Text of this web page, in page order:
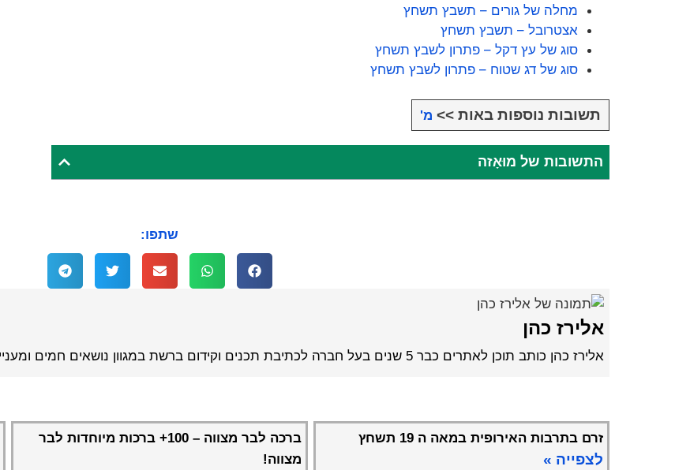
מחלה של גורים – תשבץ תשחץ
אצטרובל – תשבץ תשחץ
סוג של עץ דקל – פתרון לשבץ תשחץ
סוג של דג שטוח – פתרון לשבץ תשחץ
תשובות נוספות באות >> מ'
התשובות של מוּאָזה
שתפו:
אלירז כהן
אלירז כהן כותב תוכן לאתרים כבר 5 שנים בעל חברה לכתיבת תכנים וקידום ברשת במגוון נושאים חמים ומעניינים.
זרם בתרבות האירופית במאה ה 19 תשחץ
לצפייה »
ברכה לבר מצווה – 100+ ברכות מיוחדות לבר
מצווה!